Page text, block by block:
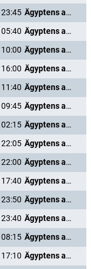
23:45
Ägyptens antike Unterwelt
05:40
Ägyptens antike Unterwelt
10:00
Ägyptens antike Unterwelt
16:00
Ägyptens antike Unterwelt
11:40
Ägyptens antike Unterwelt
09:45
Ägyptens antike Unterwelt
02:15
Ägyptens antike Unterwelt
22:05
Ägyptens antike Unterwelt
22:00
Ägyptens antike Unterwelt
17:40
Ägyptens antike Unterwelt
23:50
Ägyptens antike Unterwelt
23:40
Ägyptens antike Unterwelt
08:15
Ägyptens antike Unterwelt
17:10
Ägyptens antike Unterwelt